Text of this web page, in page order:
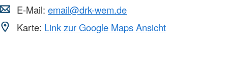
E-Mail: email@drk-wem.de
Karte: Link zur Google Maps Ansicht